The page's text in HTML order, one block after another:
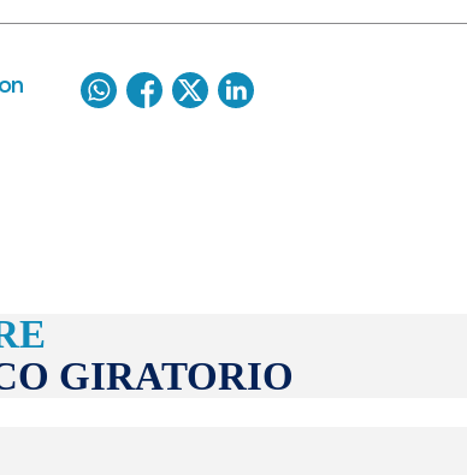
GIRATORIO